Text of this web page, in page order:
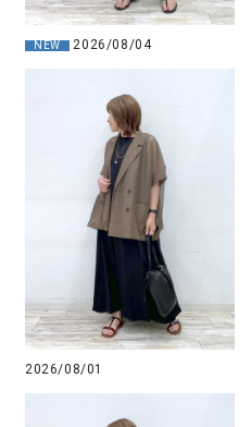
NEW 2026/08/04
2026/08/01